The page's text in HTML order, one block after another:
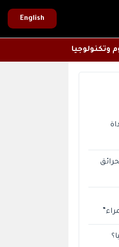
English
وتكنولوجيا